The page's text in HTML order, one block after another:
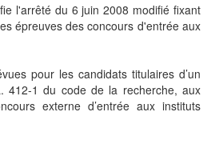
l'arrêté du 6 juin 2008 modifié fixant
épreuves des concours d'entrée aux
pour les candidats titulaires d’un
412-1 du code de la recherche, aux
externe d’entrée aux instituts